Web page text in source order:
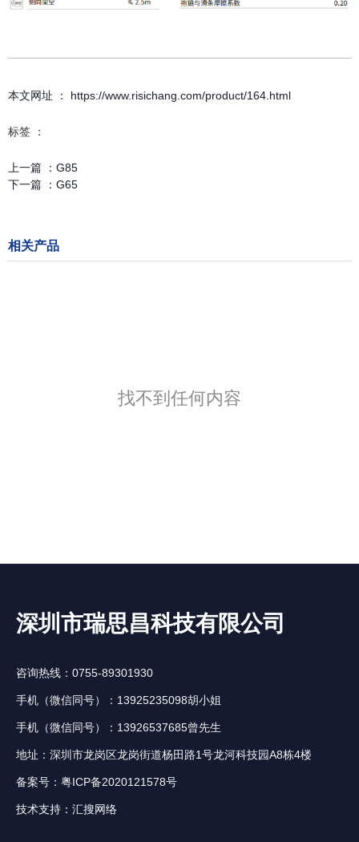
本文网址 ： https://www.risichang.com/product/164.html
标签 ：
上一篇 ： G85
下一篇 ： G65
相关产品
找不到任何内容
深圳市瑞思昌科技有限公司
咨询热线：0755-89301930
手机（微信同号）：13925235098胡小姐
手机（微信同号）：13926537685曾先生
地址：深圳市龙岗区龙岗街道杨田路1号龙河科技园A8栋4楼
备案号： 粤ICP备2020121578号
技术支持： 汇搜网络